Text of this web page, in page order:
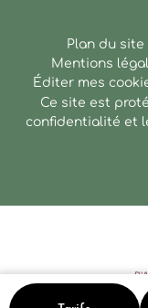
Plan du site
Mentions
Éditer mes
Ce site est
confidentialité et